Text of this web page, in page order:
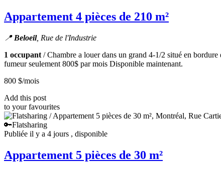
Appartement 4 pièces de 210 m²
📍 Beloeil, Rue de l'Industrie
1 occupant / Chambre a louer dans un grand 4-1/2 situé en
fumeur seulement 800$ par mois Disponible maintenant.
800 $/mois
Add this post
to your favourites
🔑Flatsharing
Publiée il y a 4 jours , disponible
Appartement 5 pièces de 30 m²